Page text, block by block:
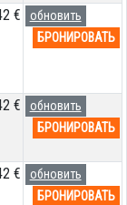
€
обновить
БРОНИРОВАТЬ
€
обновить
БРОНИРОВАТЬ
€
обновить
БРОНИРОВАТЬ